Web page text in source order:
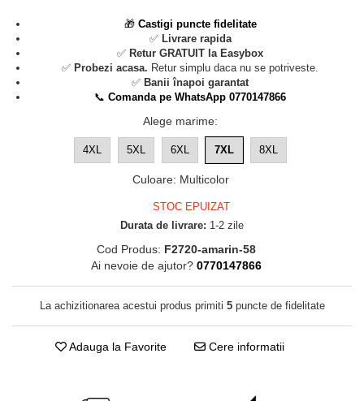
🎁 Castigi puncte fidelitate
✅ Livrare rapida
✅ Retur GRATUIT la Easybox
✅ Probezi acasa. Retur simplu daca nu se potriveste.
✅ Banii înapoi garantat
📞 Comanda pe WhatsApp 0770147866
Alege marime:
4XL 5XL 6XL 7XL 8XL
Culoare: Multicolor
STOC EPUIZAT
Durata de livrare: 1-2 zile
Cod Produs: F2720-amarin-58
Ai nevoie de ajutor? 0770147866
La achizitionarea acestui produs primiti 5puncte de fidelitate
Adauga la Favorite Cere informatii